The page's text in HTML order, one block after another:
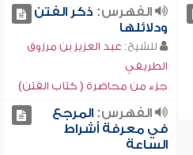
الفهرس: ذكر الفتن
ودلائلها
للشيخ: عبد العزيز بن مرزوق
الطريفي
جزء من محاضرة ( كتاب الفتن)
الفهرس:المرجع
في معرفة أشراط
الساعة